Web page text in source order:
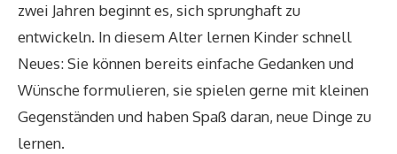
zwei Jahren beginnt es, sich sprunghaft zu
entwickeln. In diesem Alter lernen Kinder schnell
Neues: Sie können bereits einfache Gedanken und
Wünsche formulieren, sie spielen gerne mit kleinen
Gegenständen und haben Spaß daran, neue Dinge zu
lernen.